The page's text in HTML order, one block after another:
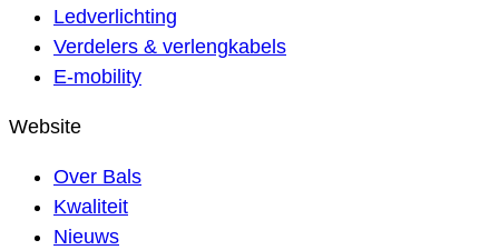
Ledverlichting
Verdelers & verlengkabels
E-mobility
Website
Over Bals
Kwaliteit
Nieuws